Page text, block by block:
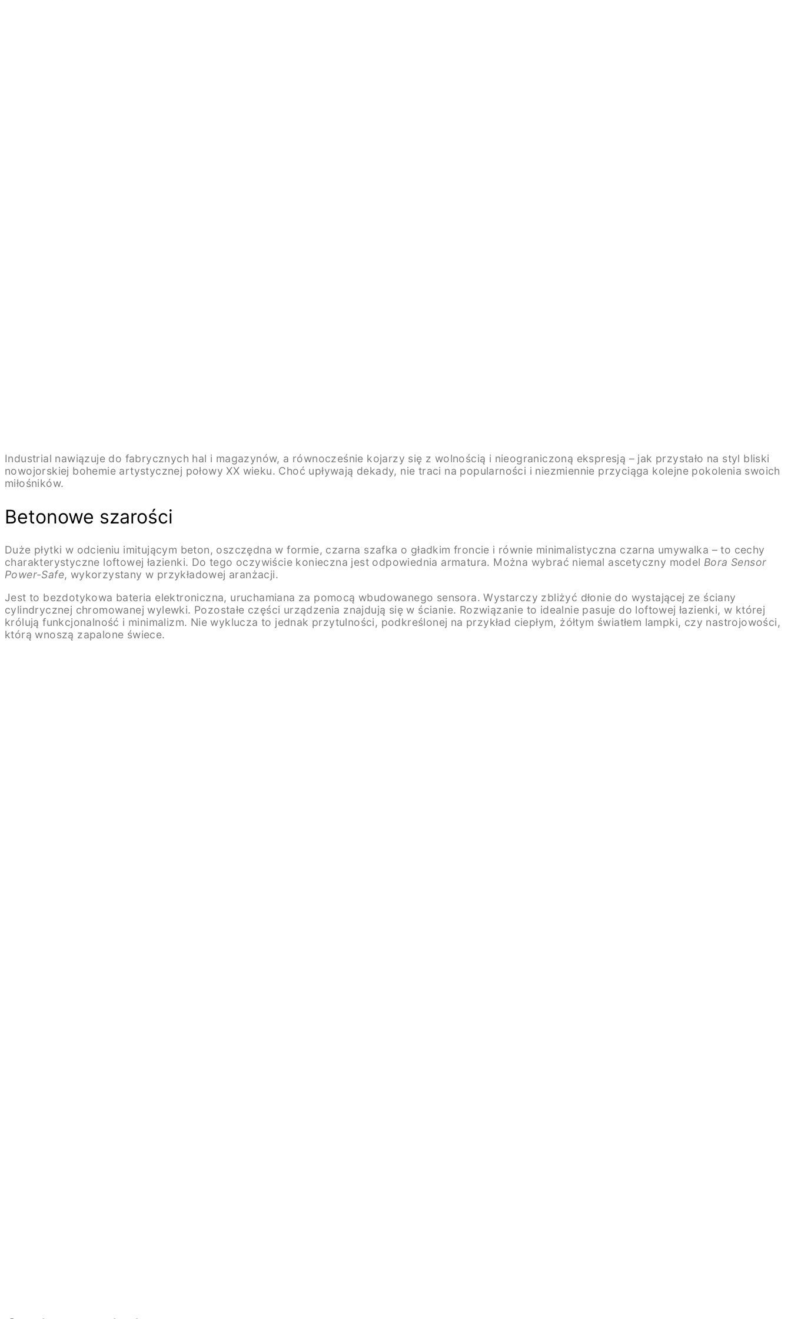
Industrial nawiązuje do fabrycznych hal i magazynów, a równocześnie kojarzy się z wolnością i nieograniczoną ekspresją – jak przystało na styl bliski
nowojorskiej bohemie artystycznej połowy XX wieku. Choć upływają dekady, nie traci na popularności i niezmiennie przyciąga kolejne pokolenia swoich
miłośników.
Betonowe szarości
Duże płytki w odcieniu imitującym beton, oszczędna w formie, czarna szafka o gładkim froncie i równie minimalistyczna czarna umywalka – to cechy
charakterystyczne loftowej łazienki. Do tego oczywiście konieczna jest odpowiednia armatura. Można wybrać niemal ascetyczny model Bora Sensor
Power-Safe, wykorzystany w przykładowej aranżacji.
Jest to bezdotykowa bateria elektroniczna, uruchamiana za pomocą wbudowanego sensora. Wystarczy zbliżyć dłonie do wystającej ze ściany
cylindrycznej chromowanej wylewki. Pozostałe części urządzenia znajdują się w ścianie. Rozwiązanie to idealnie pasuje do loftowej łazienki, w której
królują funkcjonalność i minimalizm. Nie wyklucza to jednak przytulności, podkreślonej na przykład ciepłym, żółtym światłem lampki, czy nastrojowości,
którą wnoszą zapalone świece.